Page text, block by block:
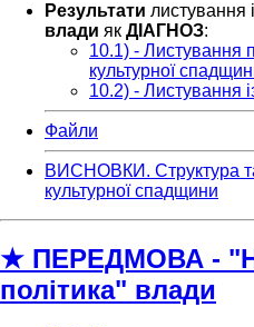
Результати листування
влади як ДІАГНОЗ:
10.1) - Листування
культурної
10.2) - Листування
Файли
ВИСНОВКИ. Структура та
культурної спадщини
★ ПЕРЕДМОВА -
політика" влади